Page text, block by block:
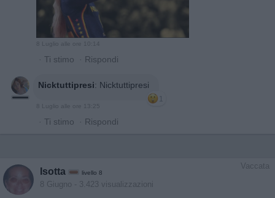
· Ti stimo · Rispondi
Nicktuttipresi: Nicktuttipresi
1
· Ti stimo · Rispondi
Vaccata
Isotta livello 8
8 Giugno - 3.423 visualizzazioni